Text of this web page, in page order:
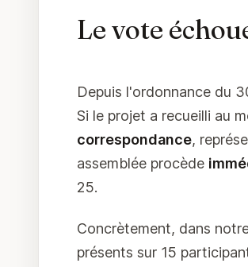
Le vote
Depuis l'ordonnance du
Si le projet a recueilli au
correspondance,
assemblée procède
25.
Concrètement, dans
présents sur 15